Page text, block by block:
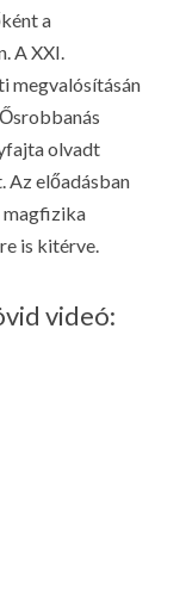
a
A XXI.
megvalósításán
olvadt
Az előadásban
magfizika
is kitérve.
videó: